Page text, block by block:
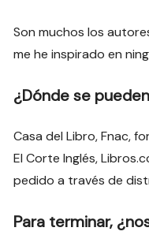
Son muchos los
me he inspirado en
¿Dónde se
Casa del Libro, Fnac,
El Corte Inglés,
pedido a través de
Para terminar,